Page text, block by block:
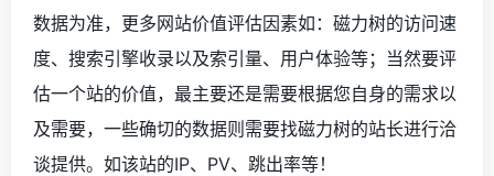
数据为准，更多网站价值评估因素如：磁力树的访问速
度、搜索引擎收录以及索引量、用户体验等；当然要评
估一个站的价值，最主要还是需要根据您自身的需求以
及需要，一些确切的数据则需要找磁力树的站长进行洽
谈提供。如该站的IP、PV、跳出率等！